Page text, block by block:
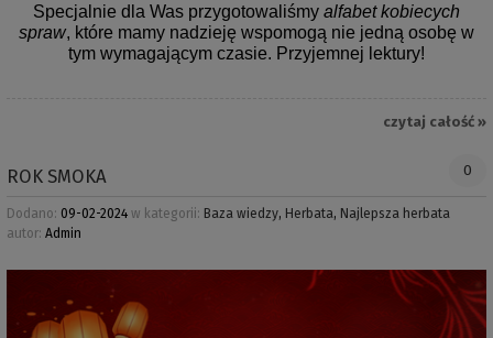
Specjalnie dla Was przygotowaliśmy alfabet kobiecych
spraw, które mamy nadzieję wspomogą nie jedną osobę w
tym wymagającym czasie. Przyjemnej lektury!
czytaj całość »
ROK SMOKA 0
Dodano: 09-02-2024 w kategorii: Baza wiedzy, Herbata, Najlepsza herbata
autor: Admin